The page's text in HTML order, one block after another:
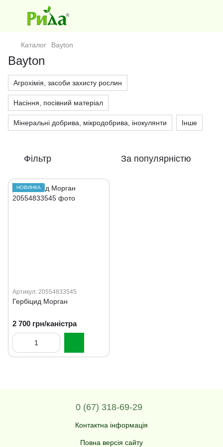
Каталог Bayton
Bayton
Агрохімія, засоби захисту рослин
Насіння, посівний матеріал
Мінеральні добрива, мікродобрива, інокулянти Інше
Фільтр За популярністю
НОВИНКА
Артикул: 20554833545
Гербіцид Морган
2 700 грн/каністра
0 (67) 318-69-29
Контактна інформація
Повна версія сайту